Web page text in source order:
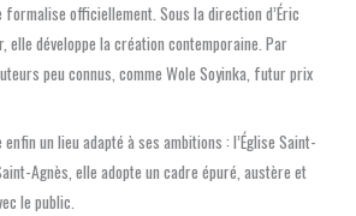
formalise officiellement. Sous la direction d’Éric
elle développe la création contemporaine. Par
peu connus, comme Wole Soyinka, futur prix
un lieu adapté à ses ambitions : l’Église Saint-
Agnès, elle adopte un cadre épuré, austère et
le public.